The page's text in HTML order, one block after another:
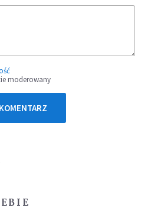
moderowany